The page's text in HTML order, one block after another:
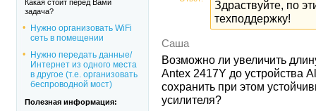
Какая стоит перед Вами
задача?
Нужно организовать WiFi
сеть в помещении
Нужно передать данные/
Интернет из одного места
в другое (т.е. организовать
беспроводной мост)
Полезная информация:
Здраствуйте, по
техподдержку!
Caша
Возможно ли увеличить
Antex 2417Y до устройства
сохранить при этом
усилителя?